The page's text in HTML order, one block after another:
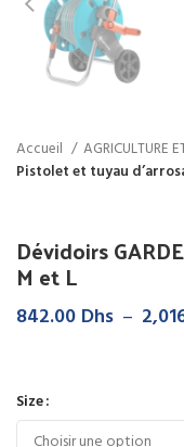
Accueil AGRICULTURE
Pistolet et tuyau
Dévidoirs
M et L
842.00 Dhs –
Size